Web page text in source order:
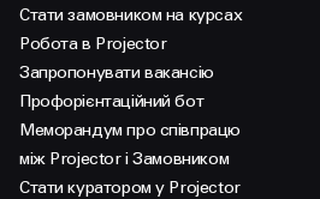
Стати замовником на курсах
Робота в Projector
Запропонувати вакансію
Профорієнтаційний бот
Меморандум про співпрацю
між Projector і Замовником
Стати куратором у Projector